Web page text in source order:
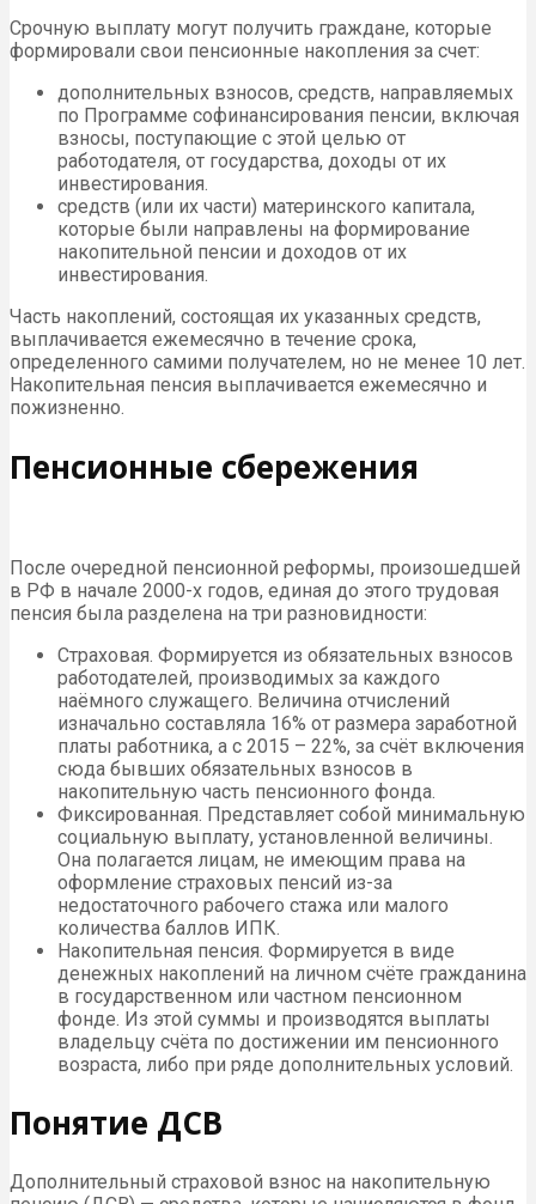
Срочную выплату могут получить граждане, которые
формировали свои пенсионные накопления за счет:
дополнительных взносов, средств, направляемых
по Программе софинансирования пенсии, включая
взносы, поступающие с этой целью от
работодателя, от государства, доходы от их
инвестирования.
средств (или их части) материнского капитала,
которые были направлены на формирование
накопительной пенсии и доходов от их
инвестирования.
Часть накоплений, состоящая их указанных средств,
выплачивается ежемесячно в течение срока,
определенного самими получателем, но не менее 10 лет.
Накопительная пенсия выплачивается ежемесячно и
пожизненно.
Пенсионные сбережения
После очередной пенсионной реформы, произошедшей
в РФ в начале 2000-х годов, единая до этого трудовая
пенсия была разделена на три разновидности:
Страховая. Формируется из обязательных взносов
работодателей, производимых за каждого
наёмного служащего. Величина отчислений
изначально составляла 16% от размера заработной
платы работника, а с 2015 – 22%, за счёт включения
сюда бывших обязательных взносов в
накопительную часть пенсионного фонда.
Фиксированная. Представляет собой минимальную
социальную выплату, установленной величины.
Она полагается лицам, не имеющим права на
оформление страховых пенсий из-за
недостаточного рабочего стажа или малого
количества баллов ИПК.
Накопительная пенсия. Формируется в виде
денежных накоплений на личном счёте гражданина
в государственном или частном пенсионном
фонде. Из этой суммы и производятся выплаты
владельцу счёта по достижении им пенсионного
возраста, либо при ряде дополнительных условий.
Понятие ДСВ
Дополнительный страховой взнос на накопительную